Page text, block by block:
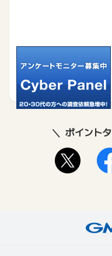
500 750
ポイント